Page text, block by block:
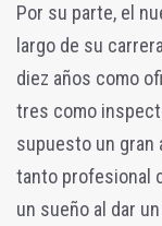
Por su parte, el
largo de su
diez años como
tres como
supuesto un gran
tanto profesional
un sueño al dar